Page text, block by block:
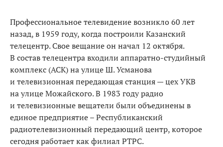
Профессиональное телевидение возникло 60 лет
назад, в 1959 году, когда построили Казанский
телецентр. Свое вещание он начал 12 октября.
В состав телецентра входили аппаратно-студийный
комплекс (АСК) на улице Ш. Усманова
и телевизионная передающая станция — цех УКВ
на улице Можайского. В 1983 году радио
и телевизионные вещатели были объединены в
единое предприятие – Республиканский
радиотелевизионный передающий центр, которое
сегодня работает как филиал РТРС.